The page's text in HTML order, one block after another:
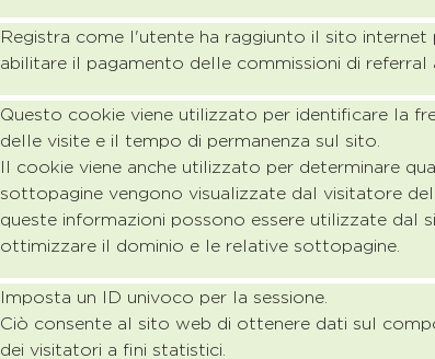
Registra come l'utente ha raggiunto il sito internet
abilitare il pagamento delle commissioni di referral
Questo cookie viene utilizzato per identificare la
delle visite e il tempo di permanenza sul sito.
Il cookie viene anche utilizzato per determinare
sottopagine vengono visualizzate dal visitatore
queste informazioni possono essere utilizzate dal
ottimizzare il dominio e le relative sottopagine.
Imposta un ID univoco per la sessione.
Ciò consente al sito web di ottenere dati sul
dei visitatori a fini statistici.